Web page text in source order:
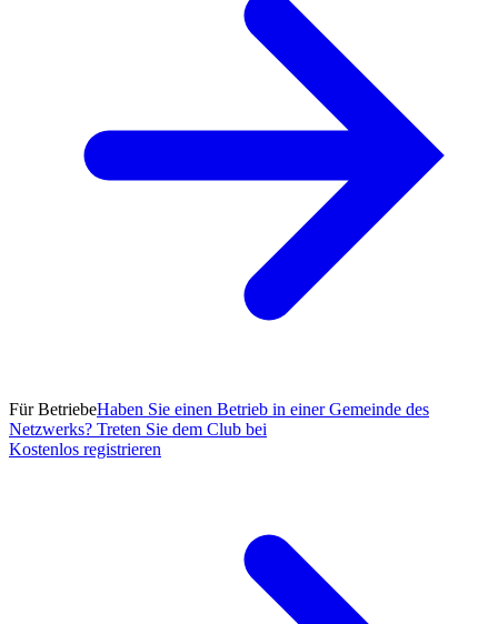
Für BetriebeHaben Sie einen Betrieb in einer Gemeinde des
Netzwerks? Treten Sie dem Club bei
Kostenlos registrieren